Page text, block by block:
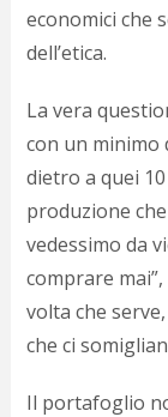
economici che
dell’etica.
La vera
con un minimo
dietro a quei
produzione
vedessimo da
comprare
volta che
che ci
Il portafoglio